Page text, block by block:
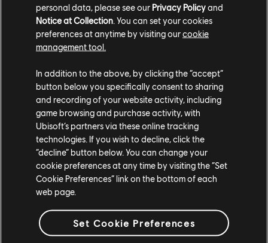
Team gehören möchtest, dann schau doch auf unserer
Karriere-Sitevorbei uns suche unter dem
Schlüsselwort „Beyond Good & Evil 2.“
Wir möchten noch mehr teilen und dir das Spiel im
nächsten Jahr in Aktion zeigen, wenn wir die nächsten
internen Meilensteine passiert haben.
Wir wissen, dass du gerne mehr vom Team, mehr
Details zur Geschichte und dem Universum hören und
das Spiel ausprobieren möchtest. Wir sind nicht minder
aufgeregt, dies alles mit dir zu teilen, aber wir werden
uns die Zeit nehmen, den rechten Zeitpunkt dafür zu
wählen. Wir möchten die hohen Anforderungen, die du
an uns gestellt hast und die wir an uns selbst haben,
personal data, please see our Privacy Policyand
Notice at Collection . You can set your cookies
preferences at anytime by visiting ourcookie
management tool.
In addition to the above, by clicking the “accept”
button below you specifically consent to sharing
and recording of your website activity, including
game browsing and purchase activity, with
Ubisoft’s partners via these online tracking
technologies. If you wish to decline, click the
“decline” button below. You can change your
cookie preferences at any time by visiting the “Set
Cookie Preferences” link on the bottom of each
web page.
Set Cookie Preferences